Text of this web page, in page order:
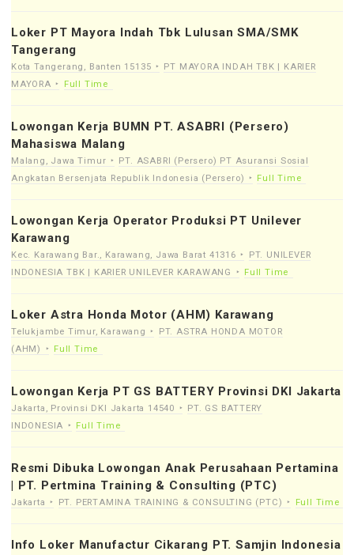
Loker PT Mayora Indah Tbk Lulusan SMA/SMK
Tangerang
Kota Tangerang, Banten 15135
PT MAYORA INDAH TBK | KARIER
MAYORA
Full Time
Lowongan Kerja BUMN PT. ASABRI (Persero)
Mahasiswa Malang
Malang, Jawa Timur
PT. ASABRI (Persero) PT Asuransi Sosial
Angkatan Bersenjata Republik Indonesia (Persero)
Full Time
Lowongan Kerja Operator Produksi PT Unilever
Karawang
Kec. Karawang Bar., Karawang, Jawa Barat 41316
PT. UNILEVER
INDONESIA TBK | KARIER UNILEVER KARAWANG
Full Time
Loker Astra Honda Motor (AHM) Karawang
Telukjambe Timur, Karawang
PT. ASTRA HONDA MOTOR
(AHM)
Full Time
Lowongan Kerja PT GS BATTERY Provinsi DKI Jakarta
Jakarta, Provinsi DKI Jakarta 14540
PT. GS BATTERY
INDONESIA
Full Time
Resmi Dibuka Lowongan Anak Perusahaan Pertamina
| PT. Pertmina Training & Consulting (PTC)
Jakarta PT. PERTAMINA TRAINING & CONSULTING (PTC) Full Time
Info Loker Manufactur Cikarang PT. Samjin Indonesia